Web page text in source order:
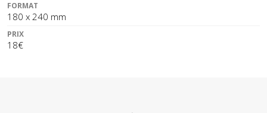
FORMAT
180 x 240 mm
PRIX
18€